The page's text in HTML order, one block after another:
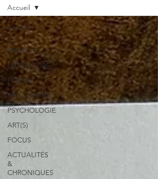
Accueil
À
PROPOS
LITTÉRATURE
POÉSIE
PHILOSOPHIE
PSYCHOLOGIE
ART(S)
FOCUS
ACTUALITÉS
&
CHRONIQUES
Accueil